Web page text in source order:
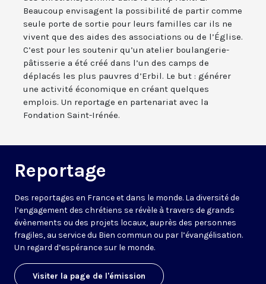
Beaucoup envisagent la possibilité de partir comme
seule porte de sortie pour leurs familles car ils ne
vivent que des aides des associations ou de l’Église.
C’est pour les soutenir qu’un atelier boulangerie-
pâtisserie a été créé dans l’un des camps de
déplacés les plus pauvres d’Erbil. Le but : générer
une activité économique en créant quelques
emplois. Un reportage en partenariat avec la
Fondation Saint-Irénée.
Reportage
Des reportages en France et dans le monde. La diversité de
l’engagement des chrétiens se révèle à travers de grands
évènements ou des projets locaux, auprès des personnes
fragiles, au service du Bien commun ou par l’évangélisation.
Un regard d’espérance sur le monde.
Visiter la page de l'émission